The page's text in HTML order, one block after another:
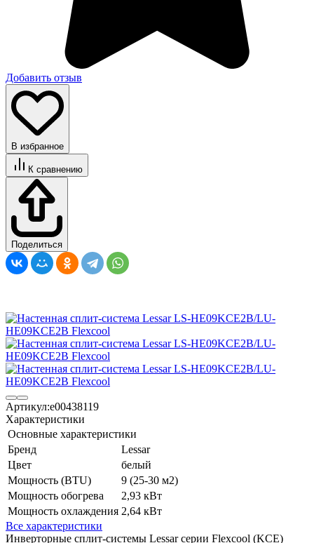
Добавить отзыв
В избранное
К сравнению
Поделиться
Артикул:e00438119
Характеристики
Основные характеристики
Бренд
Lessar
Цвет
белый
Мощность (BTU)
9 (25-30 м2)
Мощность обогрева
2,93 кВт
Мощность охлаждения 2,64 кВт
Все характеристики
Инверторные сплит-системы Lessar серии Flexcool (KCE)